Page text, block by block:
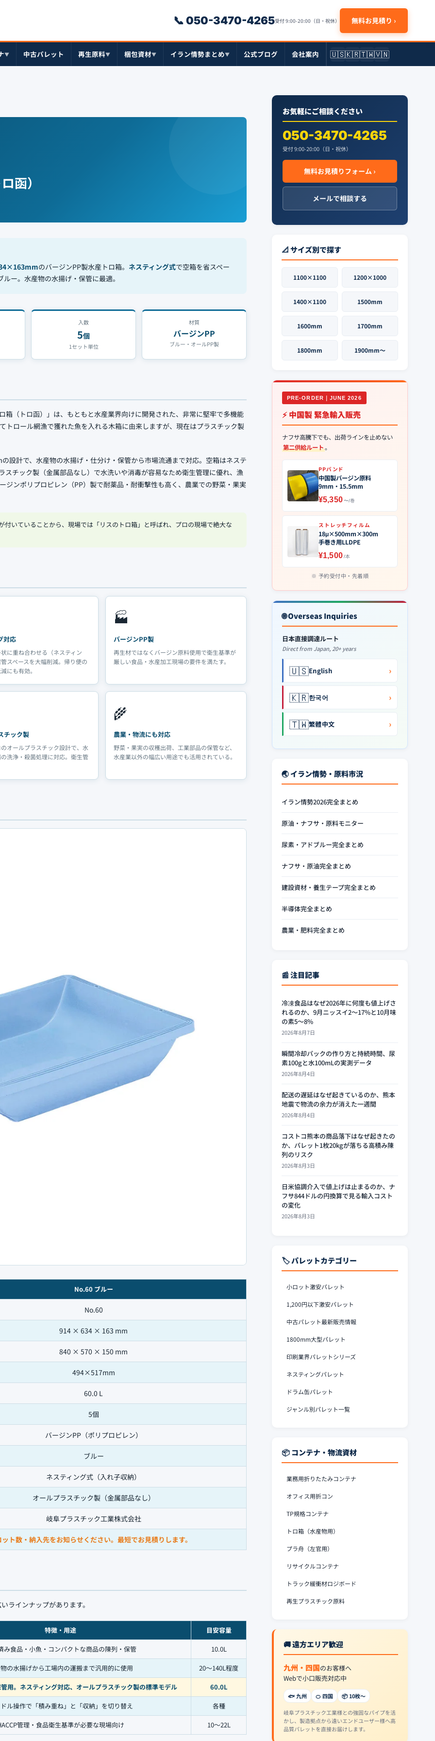
📞 050-3470-4265受付 9:00-20:00（日・祝休） 無料お見積り ›
▼ 中古パレット 再生原料▼ 梱包資材▼ イラン情勢まとめ▼ 公式ブログ 会社案内 🇺🇸🇰🇷🇹🇼🇻🇳
函）
のバージンPP製水産トロ箱。 ネスティング式で空箱を省スペー
ー。水産物の水揚げ・保管に最適。
入数
5個
1セット単位
材質
バージンPP
ブルー・オールPP製
（トロ函）」は、もともと水産業界向けに開発された、非常に堅牢で多機能
トロール網漁で獲れた魚を入れる木箱に由来しますが、現在はプラスチック製
計で、水産物の水揚げ・仕分け・保管から市場流通まで対応。空箱はネステ
チック製（金属部品なし）で水洗いや消毒が容易なため衛生管理に優れ、漁
ンポリプロピレン（PP）製で耐薬品・耐衝撃性も高く、農業での野菜・果実
いていることから、現場では「リスのトロ箱」と呼ばれ、プロの現場で絶大な
対応
に重ね合わせる（ネスティン
スペースを大幅削減。帰り便の
にも有効。
🏭
バージンPP製
再生材ではなくバージン原料使用で衛生基準が
厳しい食品・水産加工現場の要件を満たす。
チック製
オールプラスチック設計で、水
洗浄・殺菌処理に対応。衛生管
🌾
農業・物流にも対応
野菜・果実の収穫出荷、工業部品の保管など、
水産業以外の幅広い用途でも活用されている。
No.60 ブルー
No.60
914 × 634 × 163 mm
840 × 570 × 150 mm
494×517mm
60.0 L
5個
バージンPP（ポリプロピレン）
ブルー
ネスティング式（入れ子収納）
オールプラスチック製（金属部品なし）
岐阜プラスチック工業株式会社
ット数・納入先をお知らせください。最短でお見積りします。
ラインナップがあります。
特徴・用途 目安容量
み食品・小魚・コンパクトな商品の陳列・保管 10.0L
の水揚げから工場内の運搬まで汎用的に使用 20〜140L程度
用。ネスティング対応、オールプラスチック製の標準モデル 60.0L
ル操作で「積み重ね」と「収納」を切り替え 各種
管理・食品衛生基準が必要な現場向け 10〜22L
お気軽にご相談ください
050-3470-4265
受付 9:00-20:00（日・祝休）
無料お見積りフォーム ›
メールで相談する
📐 サイズ別で探す
1100×1100 1200×1000
1400×1100 1500mm
1600mm 1700mm
1800mm 1900mm〜
PRE-ORDER｜JUNE 2026
⚡ 中国製 緊急輸入販売
ナフサ高騰下でも、出荷ラインを止めない
第二供給ルート。
PPバンド
中国製バージン原料
9mm・15.5mm
¥5,350〜/巻
ストレッチフィルム
18μ×500mm×300m
手巻き用LLDPE
¥1,500/本
予約受付中・先着順
🌐 Overseas Inquiries
日本直接調達ルート
Direct from Japan, 20+ years
🇺🇸English ›
🇰🇷한국어 ›
🇹🇼繁體中文 ›
🌏 イラン情勢・原料市況
イラン情勢2026完全まとめ
原油・ナフサ・原料モニター
尿素・アドブルー完全まとめ
ナフサ・原油完全まとめ
建設資材・養生テープ完全まとめ
半導体完全まとめ
農業・肥料完全まとめ
📰 注目記事
冷凍食品はなぜ2026年に何度も値上げさ
れるのか、9月ニッスイ2〜17%と10月味
の素5〜8%
2026年8月7日
瞬間冷却パックの作り方と持続時間、尿
素100gと水100mLの実測データ
2026年8月4日
配送の遅延はなぜ起きているのか、熊本
地震で物流の余力が消えた一週間
2026年8月4日
コストコ熊本の商品落下はなぜ起きたの
か、パレット1枚20kgが落ちる高積み陳
列のリスク
2026年8月3日
日米協調介入で値上げは止まるのか、ナ
フサ844ドルの円換算で見る輸入コスト
の変化
2026年8月3日
🏷️ パレットカテゴリー
小ロット激安パレット
1,200円以下激安パレット
中古パレット最新販売情報
1800mm大型パレット
印刷業界パレットシリーズ
ネスティングパレット
ドラム缶パレット
ジャンル別パレット一覧
📦 コンテナ・物流資材
業務用折りたたみコンテナ
オフィス用折コン
TP規格コンテナ
トロ箱（水産物用）
プラ舟（左官用）
リサイクルコンテナ
トラック緩衝材ロジボード
再生プラスチック原料
🚚 遠方エリア歓迎
九州・四国のお客様へ
Webで小口販売対応中
🐟 九州 🍊 四国 📦 10枚〜
岐阜プラスチック工業様との強固なパイプを活
かし、製造拠点から遠いエンドユーザー様へ高
品質パレットを直接お届けします。